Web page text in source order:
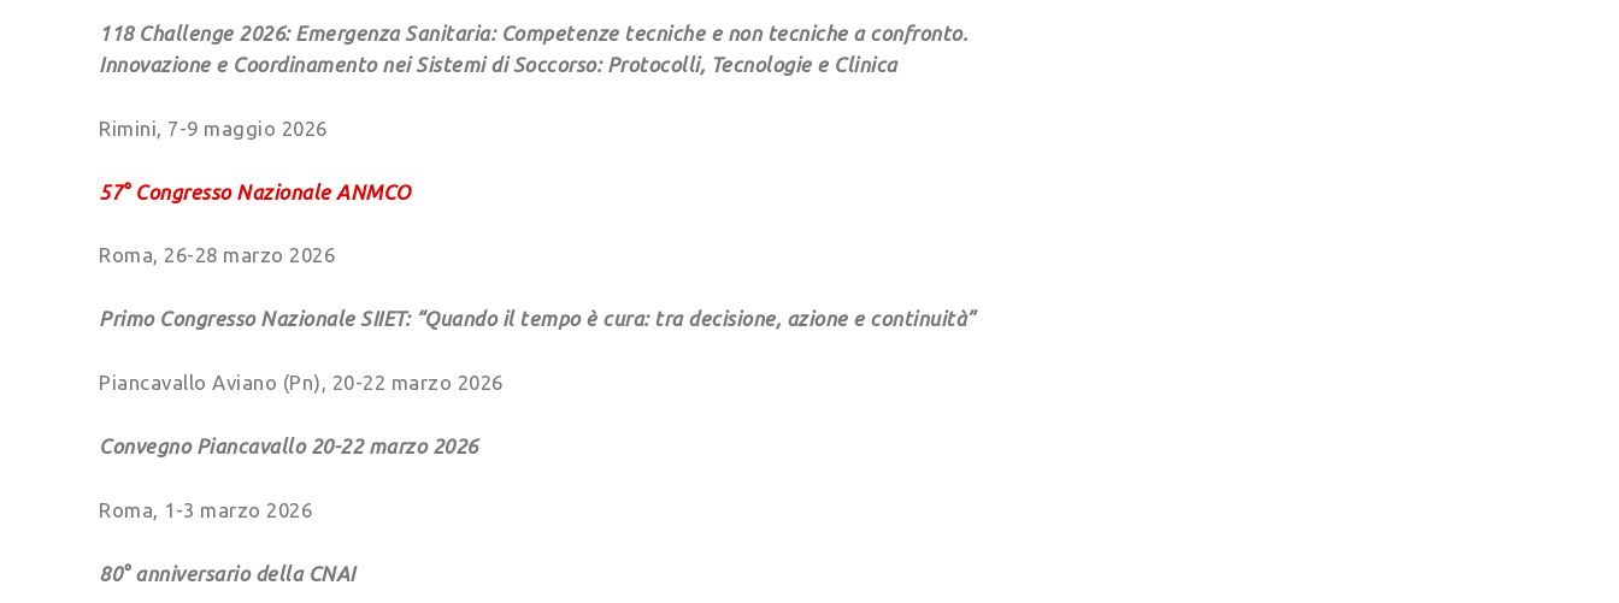
118 Challenge 2026: Emergenza Sanitaria: Competenze tecniche e non tecniche a confronto.
Innovazione e Coordinamento nei Sistemi di Soccorso: Protocolli, Tecnologie e Clinica
Rimini, 7-9 maggio 2026
57° Congresso Nazionale ANMCO
Roma, 26-28 marzo 2026
Primo Congresso Nazionale SIIET: “Quando il tempo è cura: tra decisione, azione e continuità”
Piancavallo Aviano (Pn), 20-22 marzo 2026
Convegno Piancavallo 20-22 marzo 2026
Roma, 1-3 marzo 2026
80° anniversario della CNAI